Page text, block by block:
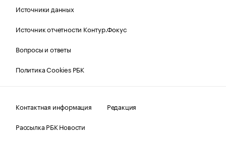
Источники данных
Источник отчетности Контур.Фокус
Вопросы и ответы
Политика Cookies РБК
Контактная информация
Редакция
Рассылка РБК Новости